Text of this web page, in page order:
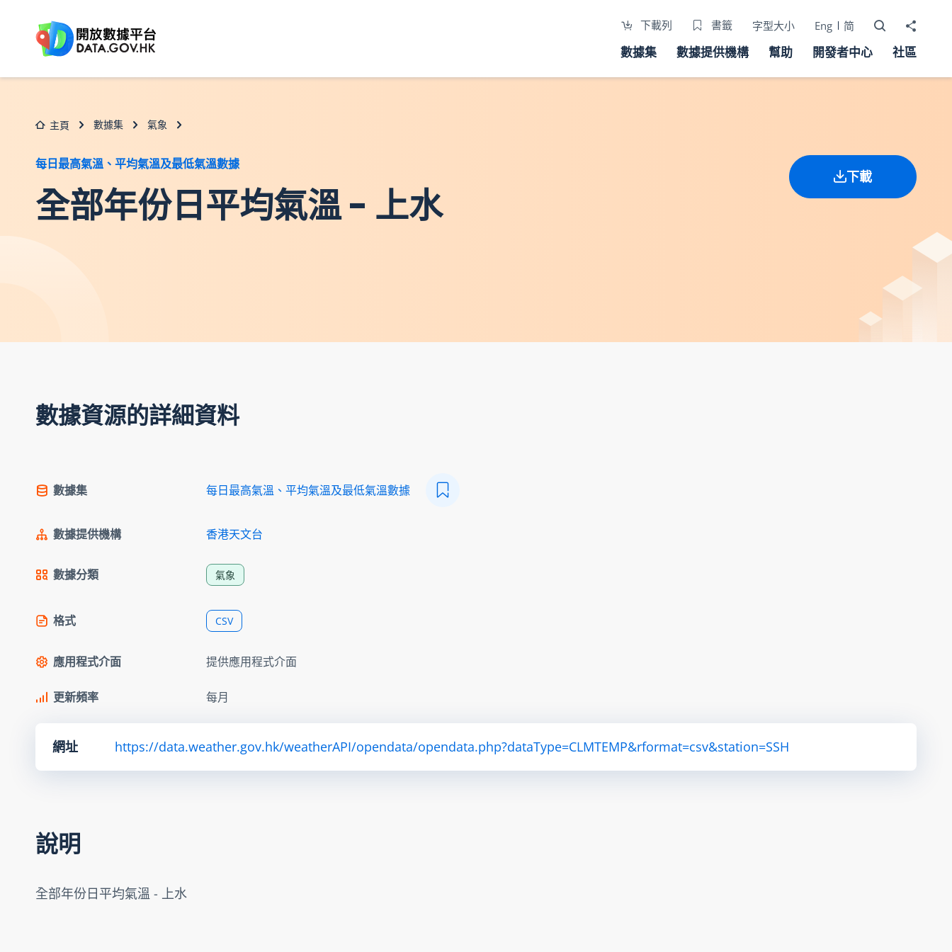
下載列 書籤 字型大小 Eng 简 打開搜尋器
分享至
數據集 數據提供機構 幫助 開發者中心 社區
主頁 數據集 氣象
每日最高氣溫、平均氣溫及最低氣溫數據
全部年份日平均氣溫 - 上水
下載
數據資源的詳細資料
數據集 每日最高氣溫、平均氣溫及最低氣溫數據
數據提供機構 香港天文台
數據分類 氣象
格式 CSV
應用程式介面 提供應用程式介面
更新頻率 每月
網址 https://data.weather.gov.hk/weatherAPI/opendata/opendata.php?dataType=CLMTEMP&rformat=csv&station=SSH
說明
全部年份日平均氣溫 - 上水